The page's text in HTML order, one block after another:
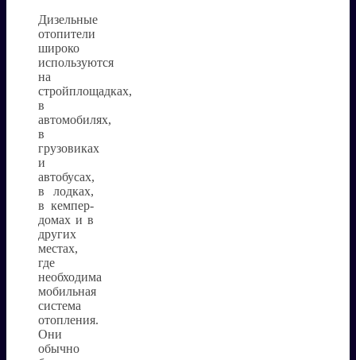
Дизельные
отопители
широко
используются
на
стройплощадках,
в
автомобилях,
в
грузовиках
и
автобусах,
в лодках,
в кемпер-
домах и в
других
местах,
где
необходима
мобильная
система
отопления.
Они
обычно